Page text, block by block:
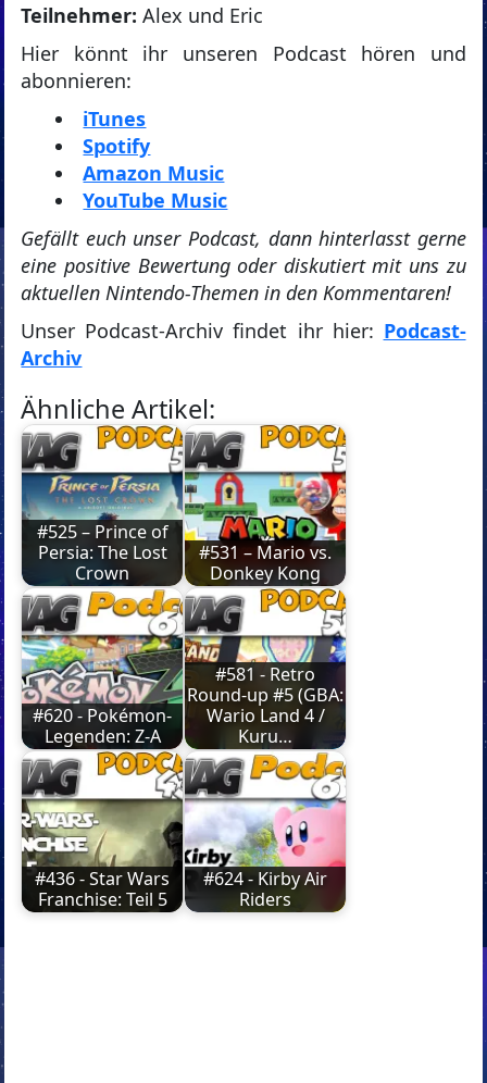
Teilnehmer:Alex und Eric
Hier könnt ihr unseren Podcast hören und
abonnieren:
iTunes
Spotify
Amazon Music
YouTube Music
Gefällt euch unser Podcast, dann hinterlasst gerne
eine positive Bewertung oder diskutiert mit uns zu
aktuellen Nintendo-Themen in den Kommentaren!
Unser Podcast-Archiv findet ihr hier: Podcast-
Archiv
Ähnliche Artikel:
#525 – Prince of
Persia: The Lost
Crown
#531 – Mario vs.
Donkey Kong
#620 - Pokémon-
Legenden: Z-A
#581 - Retro
Round-up #5 (GBA:
Wario Land 4 /
Kuru…
#436 - Star Wars
Franchise: Teil 5
#624 - Kirby Air
Riders